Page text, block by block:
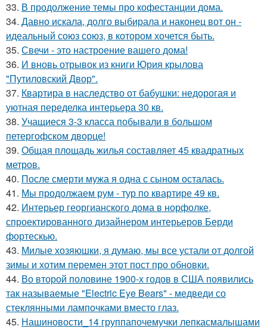
33. В продолжение темы про кофестанции дома.
34. Давно искала, долго выбирала и наконец вот он -
идеальный союз союз, в котором хочется быть.
35. Свечи - это настроение вашего дома!
36. И вновь отрывок из книги Юрия крылова
"Путиловский Двор".
37. Квартира в наследство от бабушки: недорогая и
уютная переделка интерьера 30 кв.
38. Учащиеся 3-3 класса побывали в большом
петергофском дворце!
39. Общая площадь жилья составляет 45 квадратных
метров.
40. После смерти мужа я одна с сыном осталась.
41. Мы продолжаем рум - тур по квартире 49 кв.
42. Интерьер георгианского дома в норфолке,
спроектированного дизайнером интерьеров Берди
фортескью.
43. Милые хозяюшки, я думаю, мы все устали от долгой
зимы и хотим перемен этот пост про обновки.
44. Во второй половине 1900-х годов в США появились
так называемые "Electric Eye Bears" - медведи со
стеклянными лампочками вместо глаз.
45. Нашиновости_14 группапочемучки лепкасмалышами